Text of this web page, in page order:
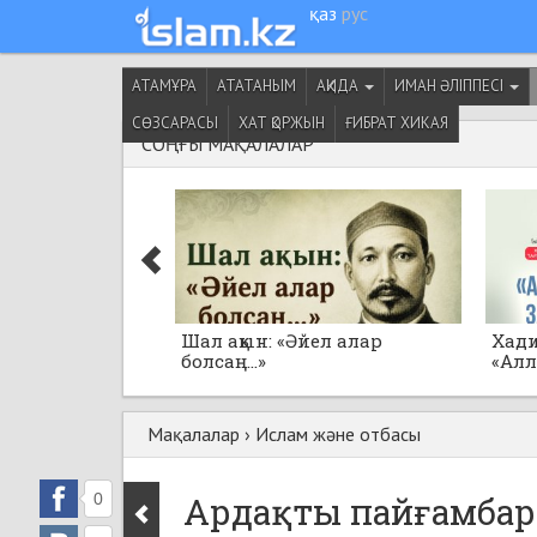
қаз рус
АТАМҰРА АТАТАНЫМ АҚИДА
ИМАН ӘЛІППЕСІ
СӨЗСАРАСЫ
ХАТ ҚОРЖЫН ҒИБРАТ ХИКАЯ
СОҢҒЫ МАҚАЛАЛАР
Шал ақын: «Әйел алар
болсаң...»
Мақалалар › Ислам және отбасы
Ардақты
0